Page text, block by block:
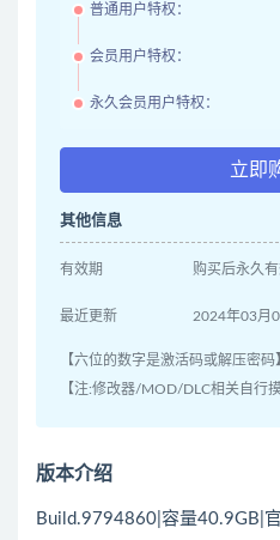
普通用户特权：
会员用户特权：
永久会员用户特权：
立即
其他信息
有效期 购买后永久
最近更新 2024年03月
【六位的数字是激活码或解压密
【注:修改器/MOD/DLC相关自行
版本介绍
Build.9794860|容量40.9GB|